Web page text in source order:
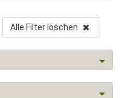
Alle Filter löschen